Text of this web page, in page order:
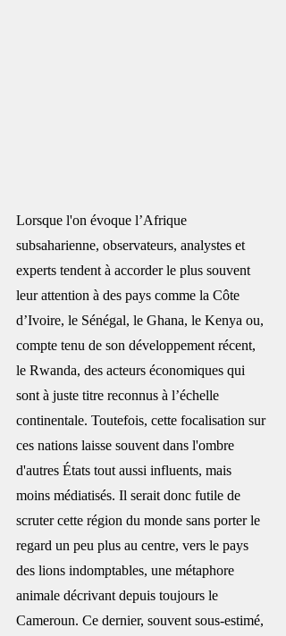
Lorsque l'on évoque l’Afrique
subsaharienne, observateurs, analystes et
experts tendent à accorder le plus souvent
leur attention à des pays comme la Côte
d’Ivoire, le Sénégal, le Ghana, le Kenya ou,
compte tenu de son développement récent,
le Rwanda, des acteurs économiques qui
sont à juste titre reconnus à l’échelle
continentale. Toutefois, cette focalisation sur
ces nations laisse souvent dans l'ombre
d'autres États tout aussi influents, mais
moins médiatisés. Il serait donc futile de
scruter cette région du monde sans porter le
regard un peu plus au centre, vers le pays
des lions indomptables, une métaphore
animale décrivant depuis toujours le
Cameroun. Ce dernier, souvent sous-estimé,